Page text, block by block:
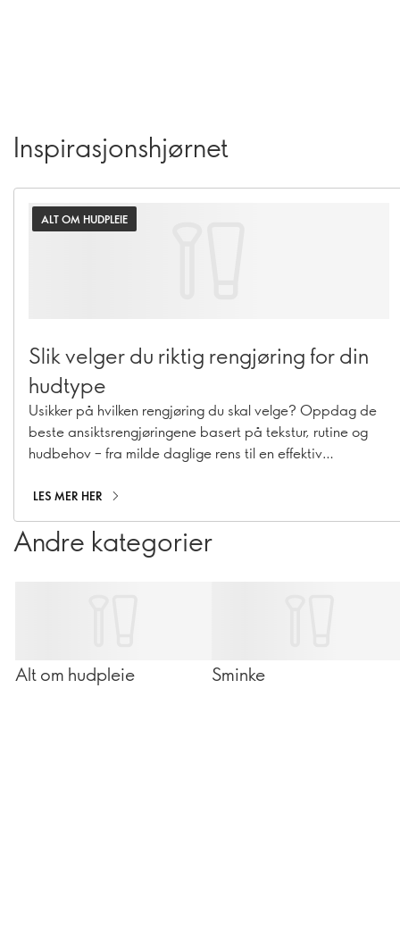
Inspirasjonshjørnet
ALT OM HUDPLEIE
Slik velger du riktig rengjøring for din
hudtype
Usikker på hvilken rengjøring du skal velge? Oppdag de
beste ansiktsrengjøringene basert på tekstur, rutine og
hudbehov – fra milde daglige rens til en effektiv
LES MER HER
Andre kategorier
Alt om hudpleie Sminke